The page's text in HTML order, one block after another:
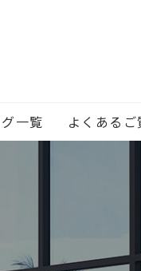
一覧 よくあるご